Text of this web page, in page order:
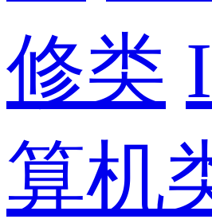
修类
算机